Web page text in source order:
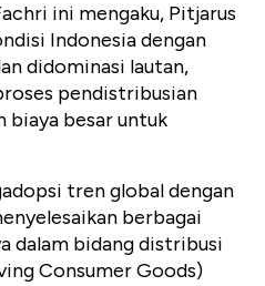
ini mengaku, Pitjarus
Indonesia dengan
didominasi lautan,
pendistribusian
biaya besar untuk
tren global dengan
berbagai
dalam bidang distribusi
Consumer Goods)